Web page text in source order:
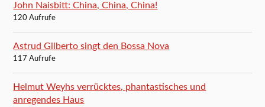
John Naisbitt: China, China, China!
120 Aufrufe
Astrud Gilberto singt den Bossa Nova
117 Aufrufe
Helmut Weyhs verrücktes, phantastisches und
anregendes Haus